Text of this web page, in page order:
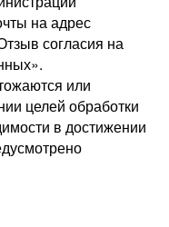
на адрес
согласия на
или
целей обработки
в достижении